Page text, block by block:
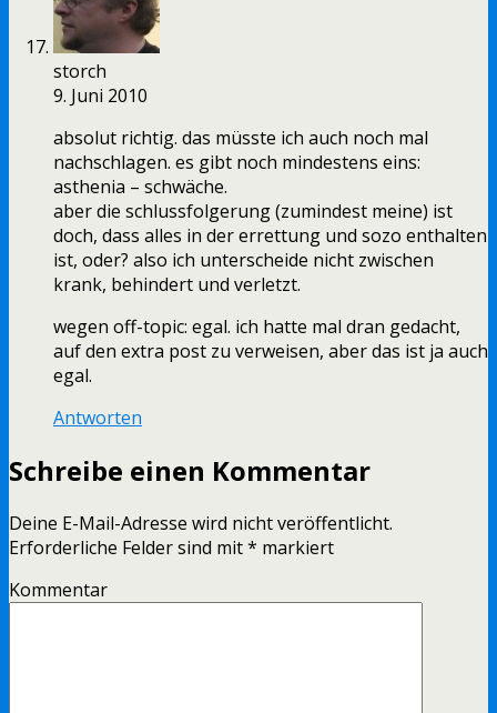
storch
9. Juni 2010
absolut richtig. das müsste ich auch noch mal
nachschlagen. es gibt noch mindestens eins:
asthenia – schwäche.
aber die schlussfolgerung (zumindest meine) ist
doch, dass alles in der errettung und sozo enthalten
ist, oder? also ich unterscheide nicht zwischen
krank, behindert und verletzt.
wegen off-topic: egal. ich hatte mal dran gedacht,
auf den extra post zu verweisen, aber das ist ja auch
egal.
Antworten
Schreibe einen Kommentar
Deine E-Mail-Adresse wird nicht veröffentlicht.
Erforderliche Felder sind mit* markiert
Kommentar